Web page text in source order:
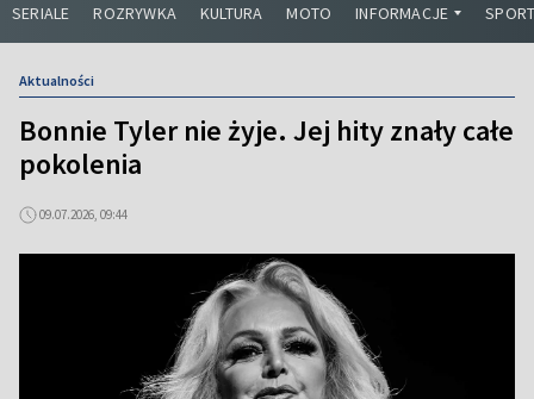
SERIALE ROZRYWKA KULTURA MOTO INFORMACJE
Aktualności
Bonnie Tyler nie żyje. Jej hity znały całe
pokolenia
09.07.2026, 09:44